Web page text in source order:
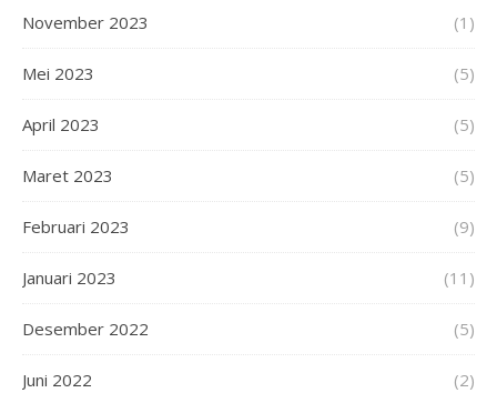
November 2023 (1)
Mei 2023 (5)
April 2023 (5)
Maret 2023 (5)
Februari 2023 (9)
Januari 2023 (11)
Desember 2022 (5)
Juni 2022 (2)